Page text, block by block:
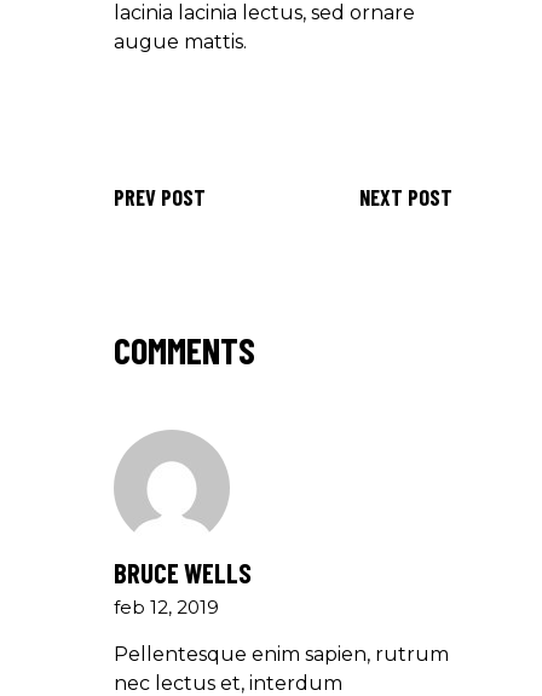
lacinia lacinia lectus, sed ornare
augue mattis.
PREV POST NEXT POST
COMMENTS
BRUCE WELLS
feb 12, 2019
Pellentesque enim sapien, rutrum
nec lectus et, interdum